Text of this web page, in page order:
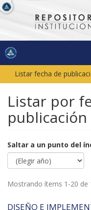
Listar fecha de
Listar por
publicación
Saltar a un punto del
Mostrando ítems 1-20 de
DISEÑO E